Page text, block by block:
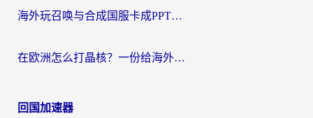
海外玩召唤与合成国服卡成PPT？这篇解决办法让你丝滑操作
在欧洲怎么打晶核？一份给海外游子的网络加速生存指南
回国加速器